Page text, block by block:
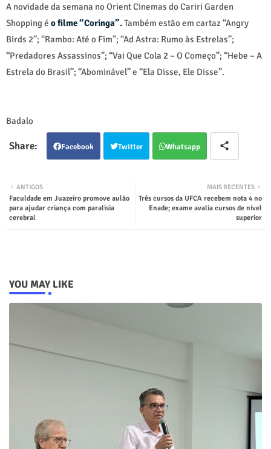
A novidade da semana no Orient Cinemas do Cariri Garden
Shopping é o filme “Coringa”.Também estão em cartaz “Angry
Birds 2”; “Rambo: Até o Fim”; “Ad Astra: Rumo às Estrelas”;
“Predadores Assassinos”; “Vai Que Cola 2 – O Começo”; “Hebe – A
Estrela do Brasil”; “Abominável” e “Ela Disse, Ele Disse”.
Badalo
Facebook Twitter Whatsapp
MAIS RECENTES
Três cursos da UFCA recebem nota 4 no
Enade; exame avalia cursos de nível
superior
ANTIGOS
Faculdade em Juazeiro promove aulão
para ajudar criança com paralisia
cerebral
YOU MAY LIKE